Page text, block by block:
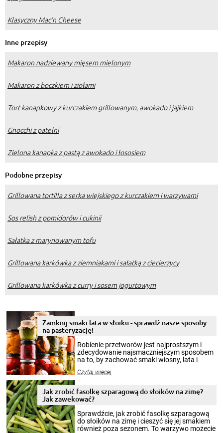
Klasyczny Mac’n Cheese
Inne przepisy
Makaron nadziewany mięsem mielonym
Makaron z boczkiem i ziołami
Tort kanapkowy z kurczakiem grillowanym, awokado i jajkiem
Gnocchi z patelni
Zielona kanapka z pastą z awokado i łososiem
Podobne przepisy
Grillowana tortilla z serka wiejskiego z kurczakiem i warzywami
Sos relish z pomidorów i cukinii
Sałatka z marynowanym tofu
Grillowana karkówka z ziemniakami i sałatką z ciecierzycy
Grillowana karkówka z curry i sosem jogurtowym
Zamknij smaki lata w słoiku - sprawdź nasze sposoby
na pasteryzację!
Robienie przetworów jest najprostszym i
zdecydowanie najsmaczniejszym sposobem
na to, by zachować smaki wiosny, lata i
krajobrazów, by cieszyć nimi oko w sezonie
pełni poczuć atmosferę cieplejszych
miesięcy. Przygotowanie słoików ze
patenty, które pozwolą zachować świeżość
przetworów.
Czytaj więcej
Jak zrobić fasolkę szparagową do słoików na zimę?
Jak zawekować?
Sprawdźcie, jak zrobić fasolkę szparagową
do słoików na zimę i cieszyć się jej smakiem
również poza sezonem. To warzywo możecie